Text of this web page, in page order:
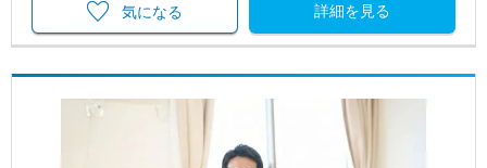
詳細を見る
気になる